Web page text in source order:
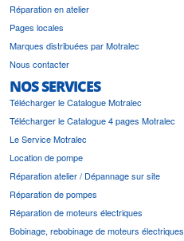
Réparation en atelier
Pages locales
Marques distribuées par Motralec
Nous contacter
NOS SERVICES
Télécharger le Catalogue Motralec
Télécharger le Catalogue 4 pages Motralec
Le Service Motralec
Location de pompe
Réparation atelier / Dépannage sur site
Réparation de pompes
Réparation de moteurs électriques
Bobinage, rebobinage de moteurs électriques